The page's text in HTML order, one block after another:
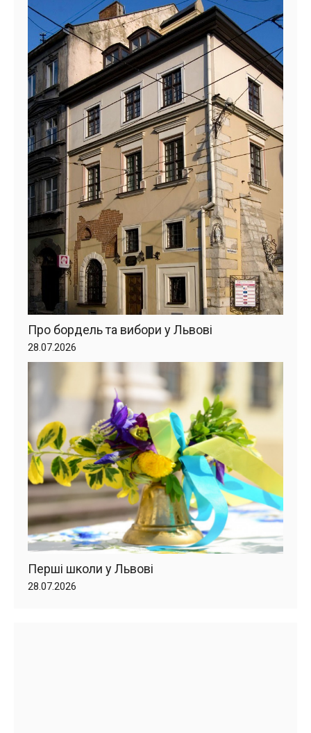
Про бордель та вибори у Львові
28.07.2026
Перші школи у Львові
28.07.2026